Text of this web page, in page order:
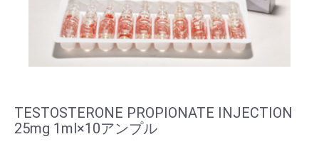
TESTOSTERONE PROPIONATE INJECTION
25mg 1ml×10アンプル